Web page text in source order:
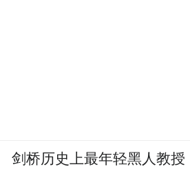
剑桥历史上最年轻黑人教授